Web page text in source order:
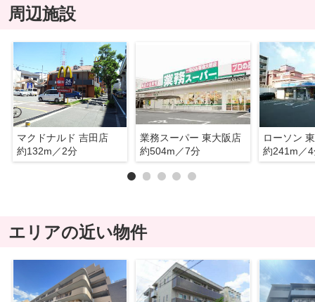
周辺施設
マクドナルド 吉田店
約132m／2分
業務スーパー 東大阪店
約504m／7分
約241m／
エリアの近い物件